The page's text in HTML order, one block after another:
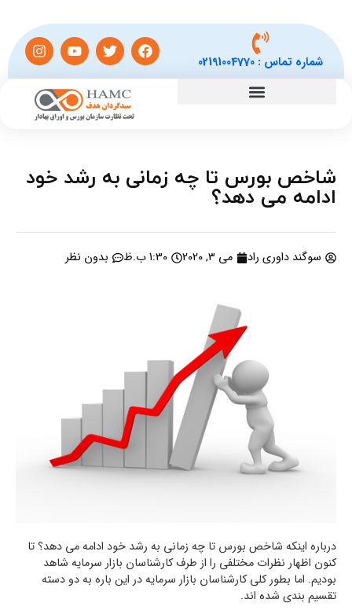
شماره تماس :02191004770
شاخص بورس تا چه زمانی به رشد خود
ادامه می دهد؟
سوگند داوری راد می 3, 2020 1:30 ب.ظ بدون نظر
درباره اینکه شاخص بورس تا چه زمانی به رشد خود ادامه می دهد؟ تا
کنون اظهار نظرات مختلفی را از طرف کارشناسان بازار سرمایه شاهد
بودیم. اما بطور کلی کارشناسان بازار سرمایه در این باره به دو دسته
تقسیم بندی شده اند.